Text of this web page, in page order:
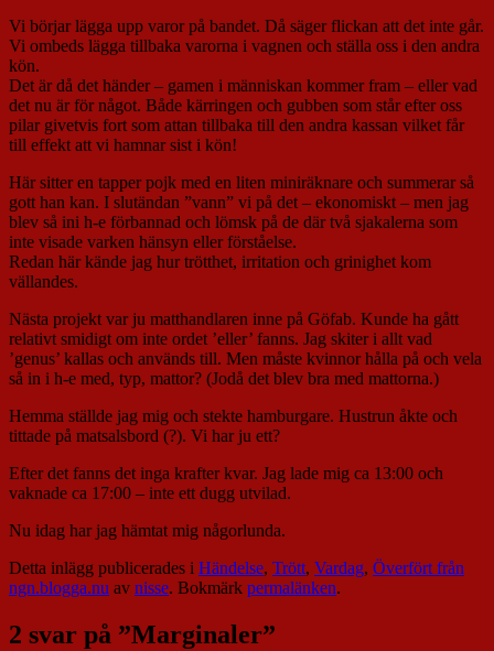
Vi börjar lägga upp varor på bandet. Då säger flickan att det inte går.
Vi ombeds lägga tillbaka varorna i vagnen och ställa oss i den andra
kön.
Det är då det händer – gamen i människan kommer fram – eller vad
det nu är för något. Både kärringen och gubben som står efter oss
pilar givetvis fort som attan tillbaka till den andra kassan vilket får
till effekt att vi hamnar sist i kön!
Här sitter en tapper pojk med en liten miniräknare och summerar så
gott han kan. I slutändan ”vann” vi på det – ekonomiskt – men jag
blev så ini h-e förbannad och lömsk på de där två sjakalerna som
inte visade varken hänsyn eller förståelse.
Redan här kände jag hur trötthet, irritation och grinighet kom
vällandes.
Nästa projekt var ju matthandlaren inne på Göfab. Kunde ha gått
relativt smidigt om inte ordet ’eller’ fanns. Jag skiter i allt vad
’genus’ kallas och används till. Men måste kvinnor hålla på och vela
så in i h-e med, typ, mattor? (Jodå det blev bra med mattorna.)
Hemma ställde jag mig och stekte hamburgare. Hustrun åkte och
tittade på matsalsbord (?). Vi har ju ett?
Efter det fanns det inga krafter kvar. Jag lade mig ca 13:00 och
vaknade ca 17:00 – inte ett dugg utvilad.
Nu idag har jag hämtat mig någorlunda.
Detta inlägg publicerades i Händelse, Trött, Vardag, Överfört från
ngn.blogga.nu av nisse. Bokmärk permalänken.
2 svar på ”Marginaler”